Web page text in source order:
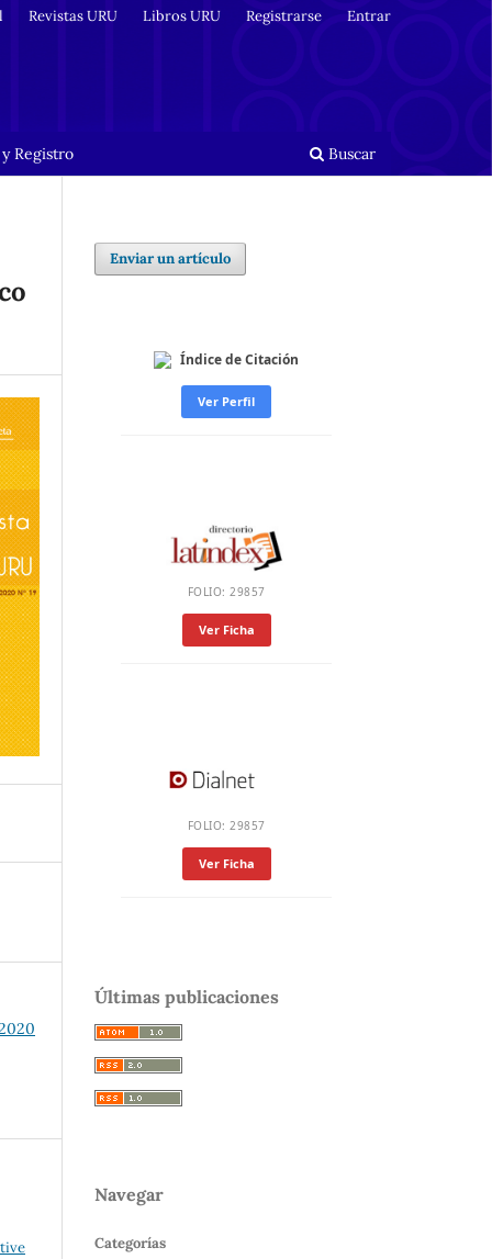
Registro Buscar
Revistas URU Libros URU Registrarse Entrar
Enviar un artículo
Índice de Citación
Ver Perfil
FOLIO: 29857
Ver Ficha
FOLIO: 29857
Ver Ficha
Últimas publicaciones
Navegar
Categorías